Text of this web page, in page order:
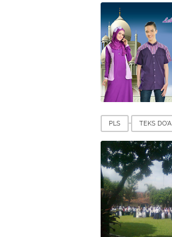
PLS TEKS DO'A